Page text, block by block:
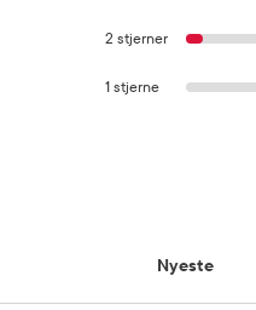
2 stjerner
1 stjerne